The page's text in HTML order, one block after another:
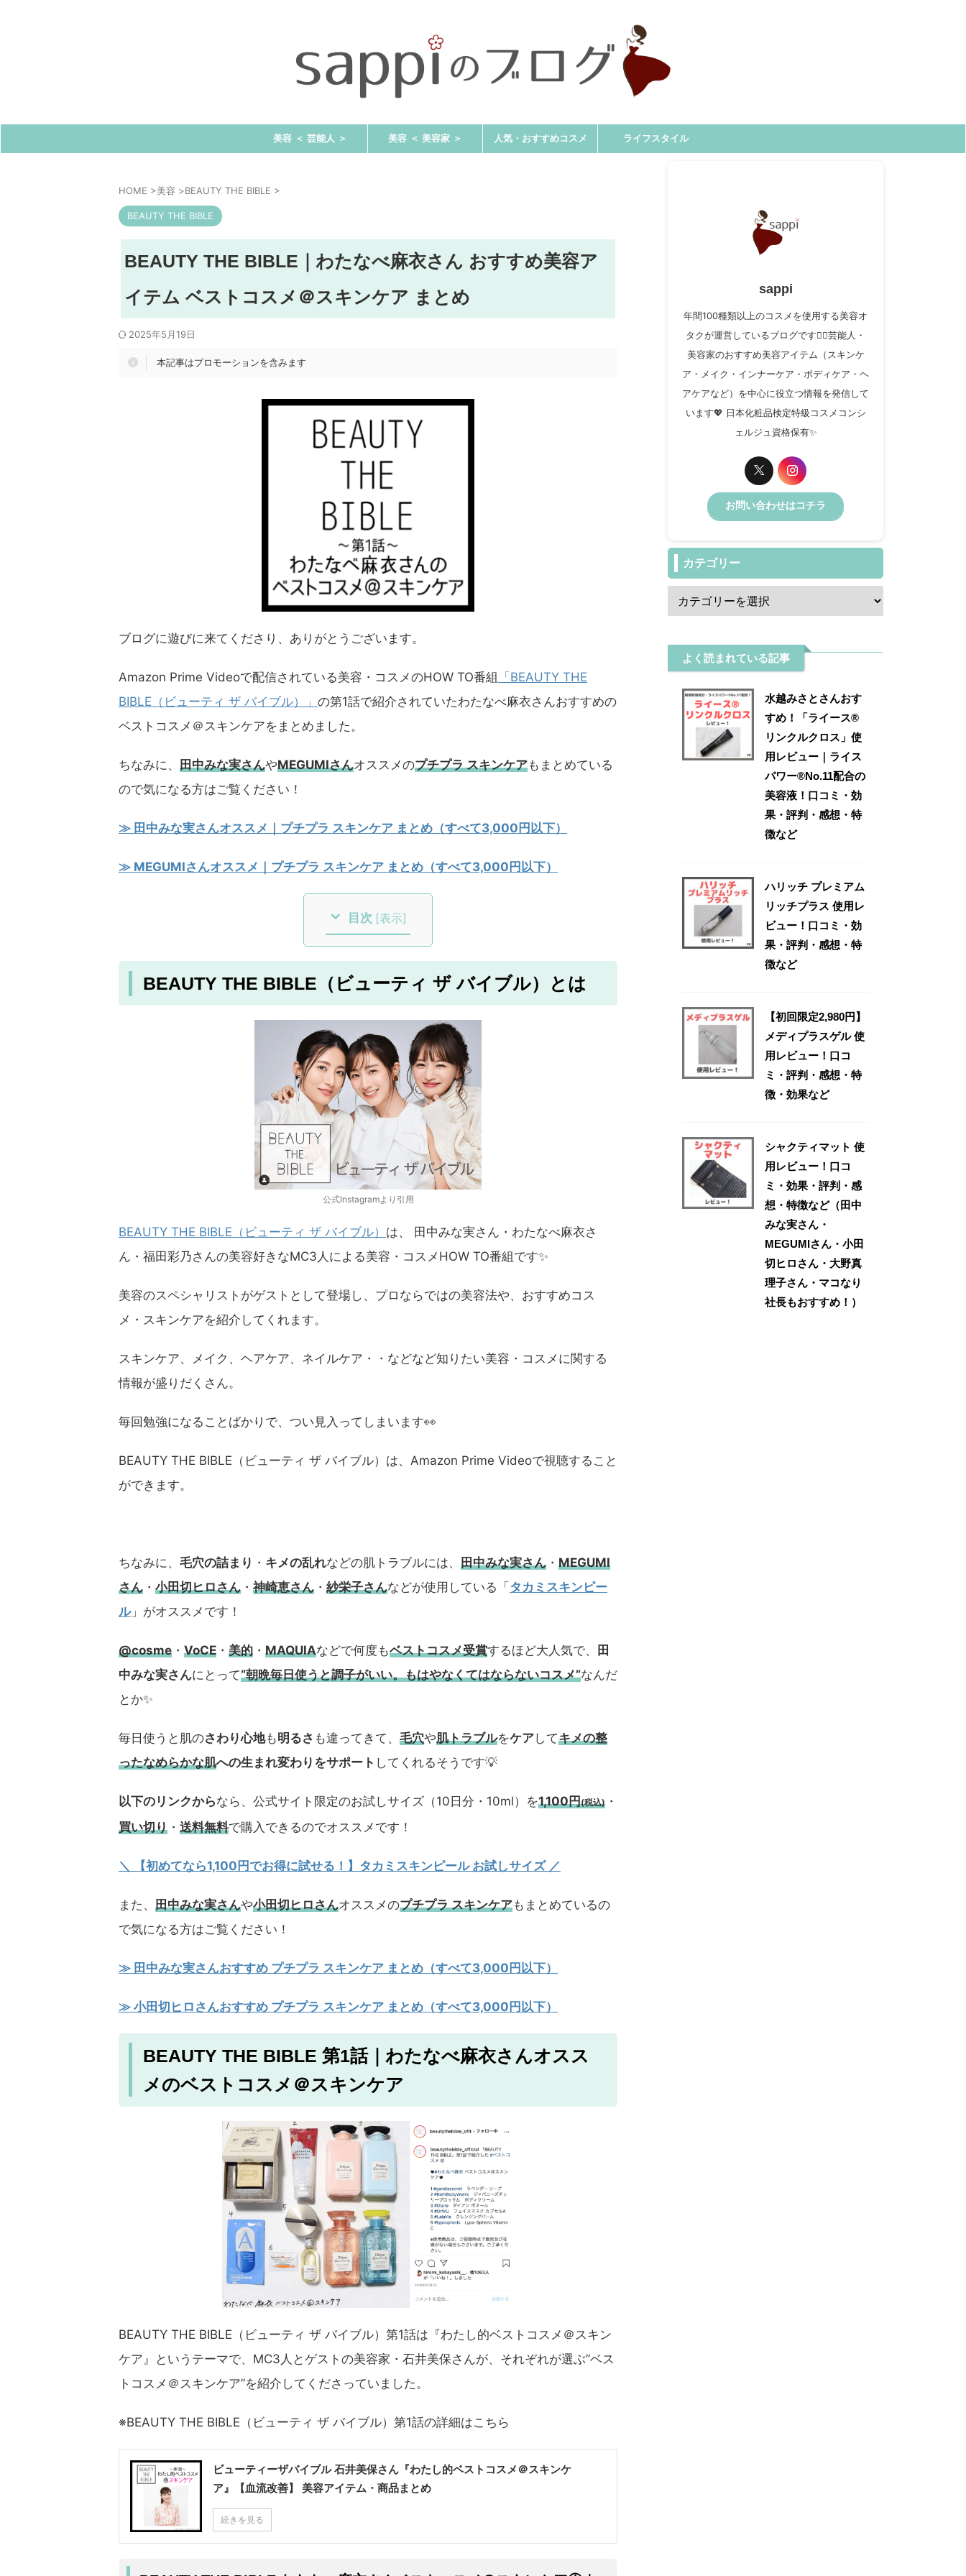
美容 ＜ 芸能人 ＞ 美容 ＜ 美容家 ＞ 人気・おすすめコスメ ライフスタイル
HOME >美容 >BEAUTY THE BIBLE >
BEAUTY THE BIBLE
BEAUTY THE BIBLE｜わたなべ麻衣さん おすすめ美容ア
イテム ベストコスメ＠スキンケア まとめ
2025年5月19日
本記事はプロモーションを含みます
ブログに遊びに来てくださり、ありがとうございます。
Amazon Prime Videoで配信されている美容・コスメのHOW TO番組 「BEAUTY THE
BIBLE（ビューティ ザ バイブル）」 の第1話で紹介されていたわたなべ麻衣さんおすすめの
ベストコスメ＠スキンケアをまとめました。
ちなみに、 田中みな実さんやMEGUMIさんオススメのプチプラ スキンケアもまとめている
ので気になる方はご覧ください！
≫ 田中みな実さんオススメ｜プチプラ スキンケア まとめ（すべて3,000円以下）
≫ MEGUMIさんオススメ｜プチプラ スキンケア まとめ（すべて3,000円以下）
目次 [表示]
BEAUTY THE BIBLE（ビューティ ザ バイブル）とは
公式Instagramより引用
BEAUTY THE BIBLE（ビューティ ザ バイブル） は、 田中みな実さん・わたなべ麻衣さ
ん・福田彩乃さんの美容好きなMC3人による美容・コスメHOW TO番組です✨
美容のスペシャリストがゲストとして登場し、プロならではの美容法や、おすすめコス
メ・スキンケアを紹介してくれます。
スキンケア、メイク、ヘアケア、ネイルケア・・などなど知りたい美容・コスメに関する
情報が盛りだくさん。
毎回勉強になることばかりで、つい見入ってしまいます👀
BEAUTY THE BIBLE（ビューティ ザ バイブル）は、Amazon Prime Videoで視聴すること
ができます。
ちなみに、 毛穴の詰まり ・ キメの乱れなどの肌トラブルには、 田中みな実さん ・ MEGUMI
さん ・ 小田切ヒロさん ・ 神崎恵さん ・ 紗栄子さんなどが使用している「タカミスキンピー
ル」がオススメです！
@cosme ・ VoCE ・ 美的 ・ MAQUIAなどで何度もベストコスメ受賞するほど大人気で、
田
中みな実さんにとって“朝晩毎日使うと調子がいい。もはやなくてはならないコスメ”なんだ
とか✨
毎日使うと肌のさわり心地も明るさ も違ってきて、 毛穴や肌トラブルをケアしてキメの整
ったなめらかな肌への生まれ変わりをサポート してくれるそうです💡
以下のリンクからなら、公式サイト限定のお試しサイズ（10日分・10ml）を1,100円(税込) ・
買い切り ・ 送料無料で購入できるのでオススメです！
＼ 【初めてなら1,100円でお得に試せる！】タカミスキンピール お試しサイズ／
また、 田中みな実さんや小田切ヒロさんオススメのプチプラ スキンケアもまとめているの
で気になる方はご覧ください！
≫ 田中みな実さんおすすめ プチプラ スキンケア まとめ（すべて3,000円以下）
≫ 小田切ヒロさんおすすめ プチプラ スキンケア まとめ（すべて3,000円以下）
BEAUTY THE BIBLE 第1話｜わたなべ麻衣さんオスス
メのベストコスメ＠スキンケア
BEAUTY THE BIBLE（ビューティ ザ バイブル）第1話は『わたし的ベストコスメ＠スキン
ケア』というテーマで、MC3人とゲストの美容家・石井美保さんが、それぞれが選ぶ”ベス
トコスメ＠スキンケア”を紹介してくださっていました。
※BEAUTY THE BIBLE（ビューティ ザ バイブル）第1話の詳細はこちら
ビューティーザバイブル 石井美保さん『わたし的ベストコスメ＠スキンケ
ア』【血流改善】 美容アイテム・商品まとめ
続きを見る
sappi
年間100種類以上のコスメを使用する美容オ
タクが運営しているブログです✍🏻芸能人・
美容家のおすすめ美容アイテム（スキンケ
ア・メイク・インナーケア・ボディケア・ヘ
アケアなど）を中心に役立つ情報を発信して
います💖 日本化粧品検定特級コスメコンシ
ェルジュ資格保有✨️
お問い合わせはコチラ
カテゴリー
よく読まれている記事
水越みさとさんおす
すめ！「ライース®
リンクルクロス」使
用レビュー｜ライス
パワー®No.11配合の
美容液！口コミ・効
果・評判・感想・特
徴など
ハリッチ プレミアム
リッチプラス 使用レ
ビュー！口コミ・効
果・評判・感想・特
徴など
【初回限定2,980円】
メディプラスゲル 使
用レビュー！口コ
ミ・評判・感想・特
徴・効果など
シャクティマット 使
用レビュー！口コ
ミ・効果・評判・感
想・特徴など（田中
みな実さん・
MEGUMIさん・小田
切ヒロさん・大野真
理子さん・マコなり
社長もおすすめ！）